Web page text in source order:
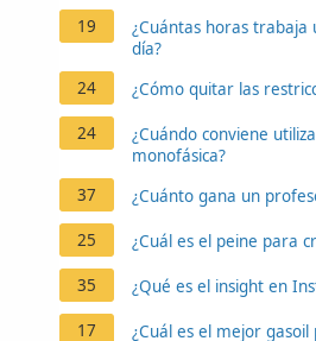
19
¿Cuántas horas
día?
24
¿Cómo quitar las
24
¿Cuándo conviene
monofásica?
37
¿Cuánto gana un
25 ¿Cuál es el peine para
35 ¿Qué es el insight en
17 ¿Cuál es el mejor gasoil